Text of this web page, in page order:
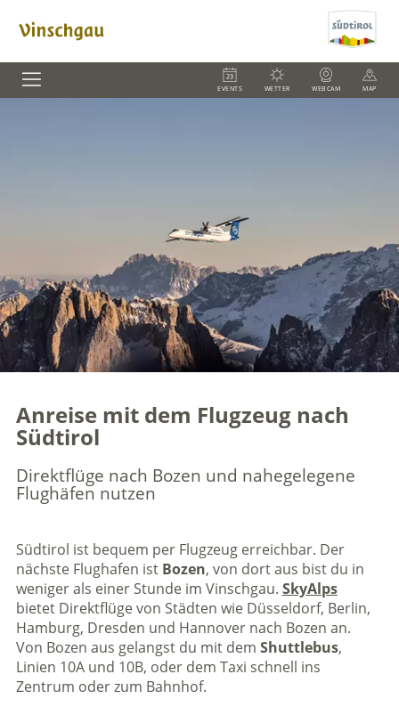
EVENTS WETTER WEBCAM MAP
Anreise mit dem Flugzeug nach
Südtirol
Direktflüge nach Bozen und nahegelegene
Flughäfen nutzen
Südtirol ist bequem per Flugzeug erreichbar. Der
nächste Flughafen ist Bozen, von dort aus bist du in
weniger als einer Stunde im Vinschgau. SkyAlps
bietet Direktflüge von Städten wie Düsseldorf, Berlin,
Hamburg, Dresden und Hannover nach Bozen an.
Von Bozen aus gelangst du mit dem Shuttlebus,
Linien 10A und 10B, oder dem Taxi schnell ins
Zentrum oder zum Bahnhof.